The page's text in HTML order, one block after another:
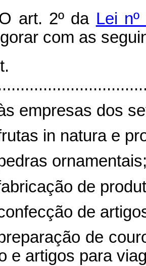
art. 2º da Lei
com as
empresas dos
in natura e
de
de
de
e artigos para